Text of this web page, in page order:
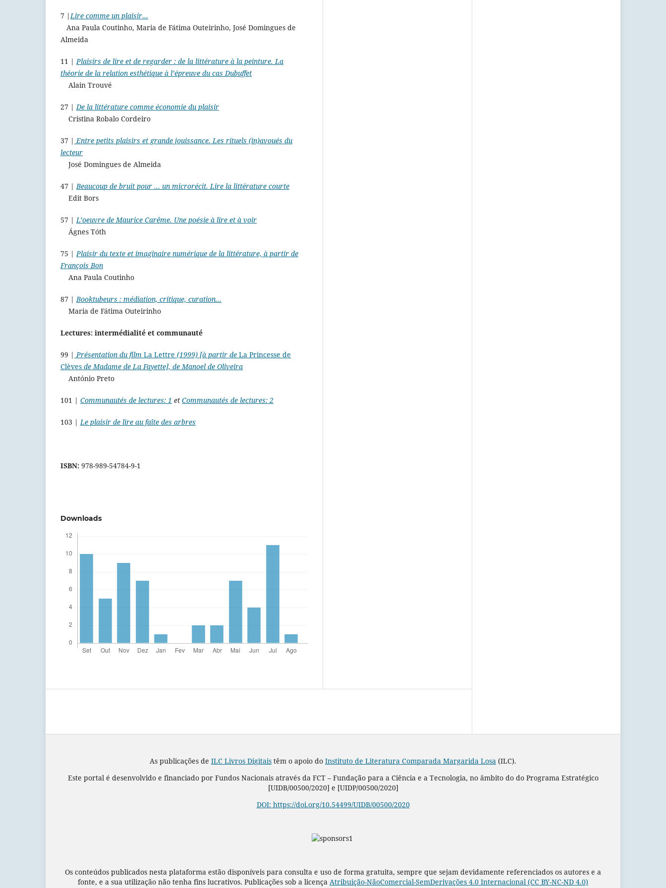
7 |Lire comme un plaisir…
Ana Paula Coutinho, Maria de Fátima Outeirinho, José Domingues de
Almeida
11 |Plaisirs de lire et de regarder : de la littérature à la peinture. La
théorie de la relation esthétique à l’épreuve du cas Dubuffet
Alain Trouvé
27 |De la littérature comme économie du plaisir
Cristina Robalo Cordeiro
37 | Entre petits plaisirs et grande jouissance. Les rituels (in)avoués du
lecteur
José Domingues de Almeida
47 |Beaucoup de bruit pour … un microrécit. Lire la littérature courte
Edit Bors
57 |L’oeuvre de Maurice Carême. Une poésie à lire et à voir
Ágnes Tóth
75 |Plaisir du texte et imaginaire numérique de la littérature, à partir de
François Bon
Ana Paula Coutinho
87 |Booktubeurs : médiation, critique, curation...
Maria de Fátima Outeirinho
Lectures: intermédialité et communauté
99 | Présentation du film La Lettre (1999) [à partir de La Princesse de
Clèves de Madame de La Fayette], de Manoel de Oliveira
António Preto
101 | Communautés de lectures: 1 et Communautés de lectures: 2
103 |Le plaisir de lire au faîte des arbres
ISBN: 978-989-54784-9-1
Downloads
As publicações de ILC Livros Digitais têm o apoio do Instituto de Literatura Comparada Margarida Losa (ILC).
Este portal é desenvolvido e financiado por Fundos Nacionais através da FCT – Fundação para a Ciência e a Tecnologia, no âmbito do do Programa Estratégico
[UIDB/00500/2020] e [UIDP/00500/2020]
DOI: https://doi.org/10.54499/UIDB/00500/2020
Os conteúdos publicados nesta plataforma estão disponíveis para consulta e uso de forma gratuita, sempre que sejam devidamente referenciados os autores e a
fonte, e a sua utilização não tenha fins lucrativos. Publicações sob a licença Atribuição-NãoComercial-SemDerivações 4.0 Internacional (CC BY-NC-ND 4.0)